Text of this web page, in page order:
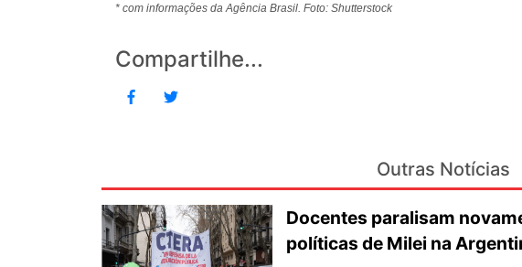
* com informações da Agência Brasil. Foto: Shutterstock
Compartilhe...
Outras Notícias
Docentes paralisam
políticas de Milei na